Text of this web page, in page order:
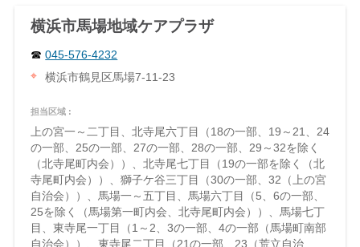
横浜市馬場地域ケアプラザ
045-576-4232
横浜市鶴見区馬場7-11-23
担当区域 :
上の宮一～二丁目、北寺尾六丁目（18の一部、19～21、24
の一部、25の一部、27の一部、28の一部、29～32を除く
（北寺尾町内会））、北寺尾七丁目（19の一部を除く（北
寺尾町内会））、獅子ケ谷三丁目（30の一部、32（上の宮
自治会））、馬場一～五丁目、馬場六丁目（5、6の一部、
25を除く（馬場第一町内会、北寺尾町内会））、馬場七丁
目、東寺尾一丁目（1～2、3の一部、4の一部（馬場町南部
自治会））、東寺尾二丁目（21の一部、23（荒立自治